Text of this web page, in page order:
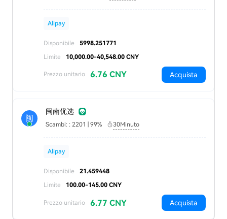
Alipay
Disponibile
5998.251771
Limite
10,000.00-40,548.00 CNY
Prezzo unitario 6.76 CNY Acquista
闽
闽南优选
Scambi: : 2201 | 99% 30Minuto
Alipay
Disponibile
21.459448
Limite
100.00-145.00 CNY
Prezzo unitario 6.77 CNY Acquista